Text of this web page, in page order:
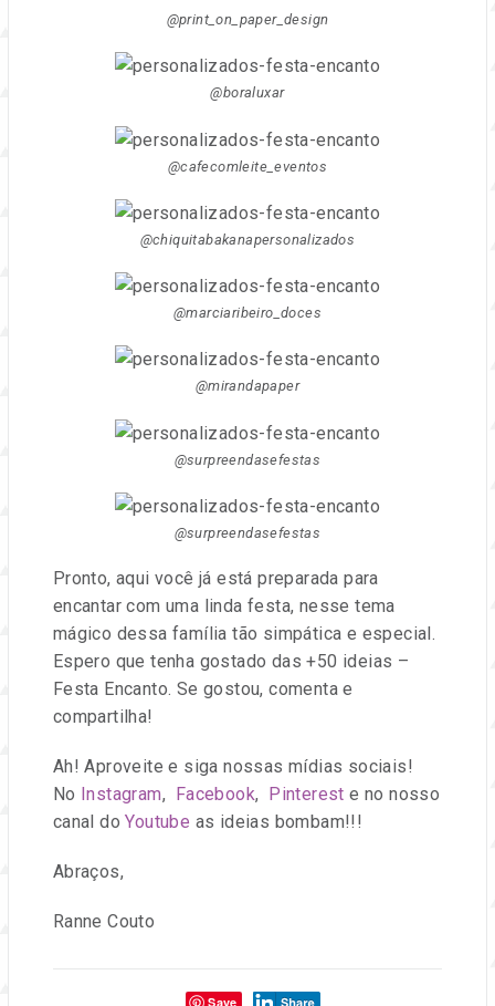
@print_on_paper_design
@boraluxar
@cafecomleite_eventos
@chiquitabakanapersonalizados
@marciaribeiro_doces
@mirandapaper
@surpreendasefestas
@surpreendasefestas
Pronto, aqui você já está preparada para
encantar com uma linda festa, nesse tema
mágico dessa família tão simpática e especial.
Espero que tenha gostado das +50 ideias –
Festa Encanto. Se gostou, comenta e
compartilha!
Ah! Aproveite e siga nossas mídias sociais!
No Instagram, Facebook, Pinterest e no nosso
canal doYoutube as ideias bombam!!!
Abraços,
Ranne Couto
Compartilhe:
Save